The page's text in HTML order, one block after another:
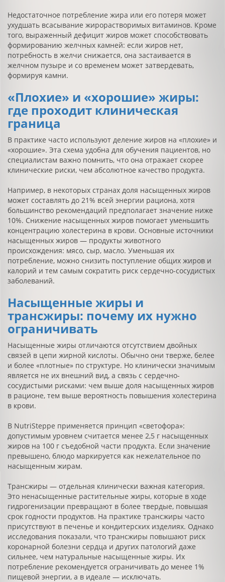
Недостаточное потребление жира или его потеря может
ухудшать всасывание жирорастворимых витаминов. Кроме
того, выраженный дефицит жиров может способствовать
формированию желчных камней: если жиров нет,
потребность в желчи снижается, она застаивается в
желчном пузыре и со временем может затвердевать,
формируя камни.
«Плохие» и «хорошие» жиры:
где проходит клиническая
граница
В практике часто используют деление жиров на «плохие» и
«хорошие». Эта схема удобна для обучения пациентов, но
специалистам важно помнить, что она отражает скорее
клинические риски, чем абсолютное качество продукта.
Например, в некоторых странах доля насыщенных жиров
может составлять до 21% всей энергии рациона, хотя
большинство рекомендаций предполагает значение ниже
10%. Снижение насыщенных жиров помогает уменьшить
концентрацию холестерина в крови. Основные источники
насыщенных жиров — продукты животного
происхождения: мясо, сыр, масло. Уменьшая их
потребление, можно снизить поступление общих жиров и
калорий и тем самым сократить риск сердечно-сосудистых
заболеваний.
Насыщенные жиры и
трансжиры: почему их нужно
ограничивать
Насыщенные жиры отличаются отсутствием двойных
связей в цепи жирной кислоты. Обычно они тверже, белее
и более «плотные» по структуре. Но клинически значимым
является не их внешний вид, а связь с сердечно-
сосудистыми рисками: чем выше доля насыщенных жиров
в рационе, тем выше вероятность повышения холестерина
в крови.
В NutriSteppe применяется принцип «светофора»:
допустимым уровнем считается менее 2,5 г насыщенных
жиров на 100 г съедобной части продукта. Если значение
превышено, блюдо маркируется как нежелательное по
насыщенным жирам.
Трансжиры — отдельная клинически важная категория.
Это ненасыщенные растительные жиры, которые в ходе
гидрогенизации превращают в более твердые, повышая
срок годности продуктов. На практике трансжиры часто
присутствуют в печенье и кондитерских изделиях. Однако
исследования показали, что трансжиры повышают риск
коронарной болезни сердца и других патологий даже
сильнее, чем натуральные насыщенные жиры. Их
потребление рекомендуется ограничивать до менее 1%
пищевой энергии, а в идеале — исключать.